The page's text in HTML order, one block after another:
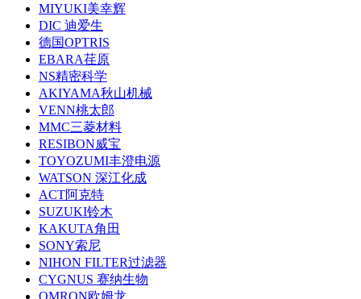
MIYUKI美幸辉
DIC 迪爱生
德国OPTRIS
EBARA荏原
NS精密科学
AKIYAMA秋山机械
VENN桃太郎
MMC三菱材料
RESIBON威宝
TOYOZUMI丰澄电源
WATSON 深江化成
ACT阿克特
SUZUKI铃木
KAKUTA角田
SONY索尼
NIHON FILTER过滤器
CYGNUS 赛纳生物